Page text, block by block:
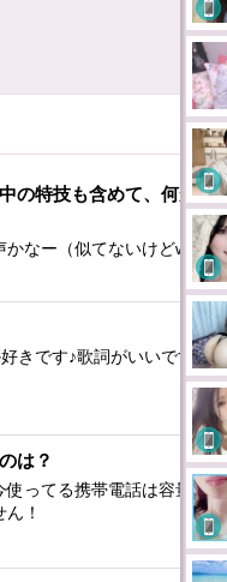
の特技も含めて、何か特
かなー（似てないけどw）
きです♪歌詞がいいですね♪
は？
使ってる携帯電話は容量が
！